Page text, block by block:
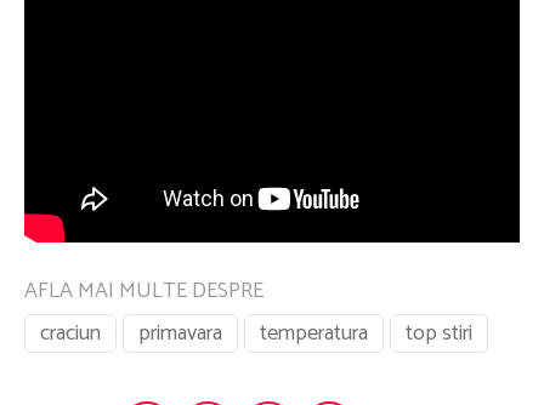
AFLA MAI MULTE DESPRE
craciun
primavara temperatura top stiri